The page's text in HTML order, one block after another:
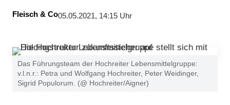
Fleisch & Co05.05.2021, 14:15 Uhr
Das Führungsteam der Hochreiter Lebensmittelgruppe:
v.l.n.r.: Petra und Wolfgang Hochreiter, Peter Weidinger,
Sigrid Populorum. (@ Hochreiter/Aigner)